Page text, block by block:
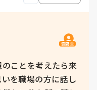
質問主
ことを考えたら来
を職場の方に話し